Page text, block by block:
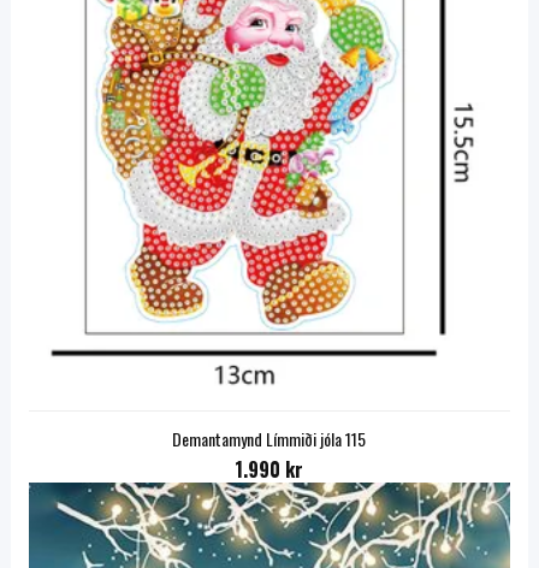
Demantamynd Límmiði jóla 115
1.990 kr